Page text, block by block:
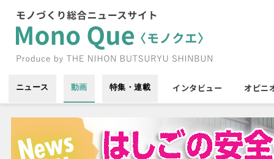
ニュース 動画 特集・連載 インタビュー オピニ